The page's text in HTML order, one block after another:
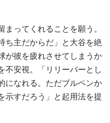
ってくれることを願う。
ち主だからだ」と大谷を絶
が彼を疲れさせてしまうか
不安視。「リリーバーとし
になれる。ただブルペンか
示すだろう」と起用法を提